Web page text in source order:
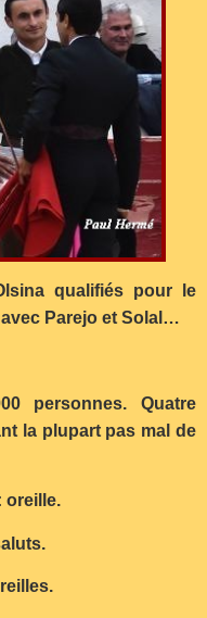
qualifiés pour le
Parejo et Solal…
personnes. Quatre
la plupart pas mal de
oreille.